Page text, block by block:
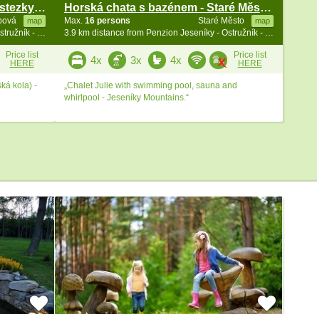
Chata s rybníčkem - Lipovské stezky - Ramzová
map
3.9 km distance from Penzion Jeseníky - Ostružník - Petříkov - Ramzová
Price list
HERE
kola) -
Horská chata s bazénem - Staré Město - Ostružná
Staré Město map
Max. 16 persons
3.9 km distance from Penzion Jeseníky - Ostružník - Petříkov - Ramzová
4x 3x 4x
Price list
HERE
„Chalet Julie with swimming pool, sauna and
whirlpool - Jeseníky Mountains.“